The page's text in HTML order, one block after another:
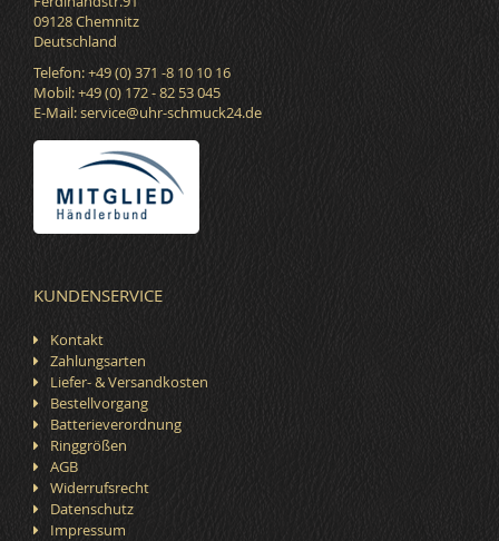
09128 Chemnitz
Deutschland
Telefon: +49 (0) 371 -8 10 10 16
Mobil: +49 (0) 172 - 82 53 045
E-Mail:service@uhr-schmuck24.de
KUNDENSERVICE
Kontakt
Zahlungsarten
Liefer- & Versandkosten
Bestellvorgang
Batterieverordnung
Ringgrößen
AGB
Widerrufsrecht
Datenschutz
Impressum